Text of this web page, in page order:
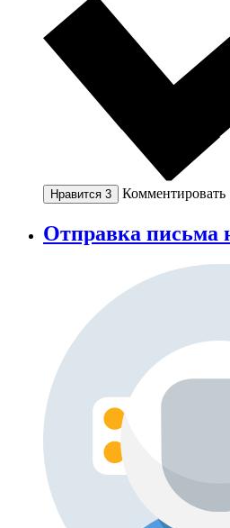
Нравится 3 Комментировать
Отправка письма